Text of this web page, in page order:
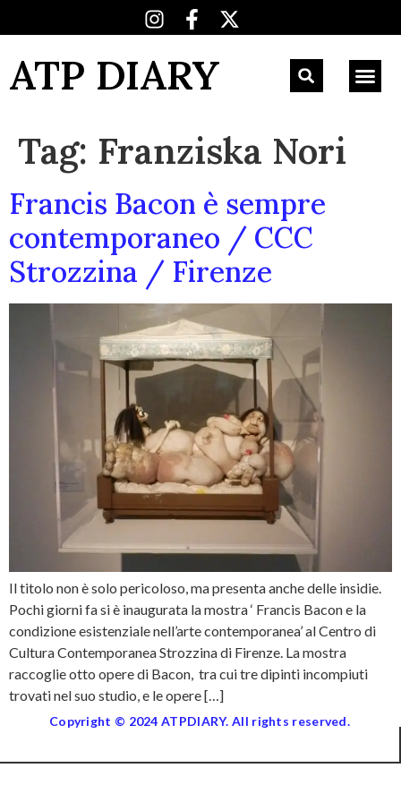
ATP DIARY
Tag: Franziska Nori
Francis Bacon è sempre
contemporaneo / CCC
Strozzina / Firenze
Il titolo non è solo pericoloso, ma presenta anche delle insidie.
Pochi giorni fa si è inaugurata la mostra ‘ Francis Bacon e la
condizione esistenziale nell’arte contemporanea’ al Centro di
Cultura Contemporanea Strozzina di Firenze. La mostra
raccoglie otto opere di Bacon, tra cui tre dipinti incompiuti
trovati nel suo studio, e le opere […]
Copyright © 2024 ATPDIARY. All rights reserved.